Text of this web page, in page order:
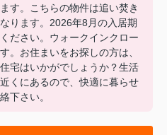
す。こちらの物件は追い焚き
ります。2026年8月の入居期
ださい。ウォークインクロー
。お住まいをお探しの方は、
宅はいかがでしょうか？生活
くにあるので、快適に暮らせ
下さい。